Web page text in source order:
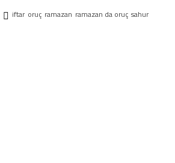
iftar oruç ramazan ramazan da oruç sahur